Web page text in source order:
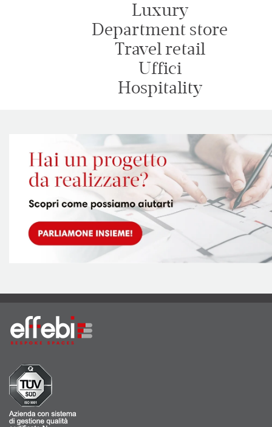
Luxury
Department store
Travel retail
Uffici
Hospitality